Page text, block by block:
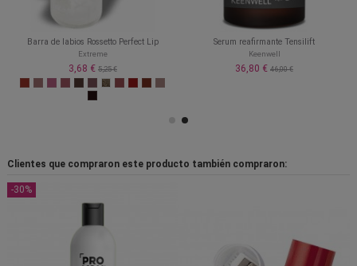
Barra de labios Rossetto Perfect Lip
Extreme
3,68 € 5,25 €
Serum reafirmante Tensilift
Keenwell
36,80 € 46,00 €
Clientes que compraron este producto también compraron:
-30%